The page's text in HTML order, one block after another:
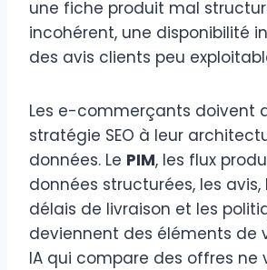
une fiche produit mal
incohérent, une disponibilité
des avis clients peu
Les e-commerçants doivent
stratégie SEO à leur
données. Le PIM, les flux
données structurées, les avis,
délais de livraison et les
deviennent des éléments de
IA qui compare des offres ne